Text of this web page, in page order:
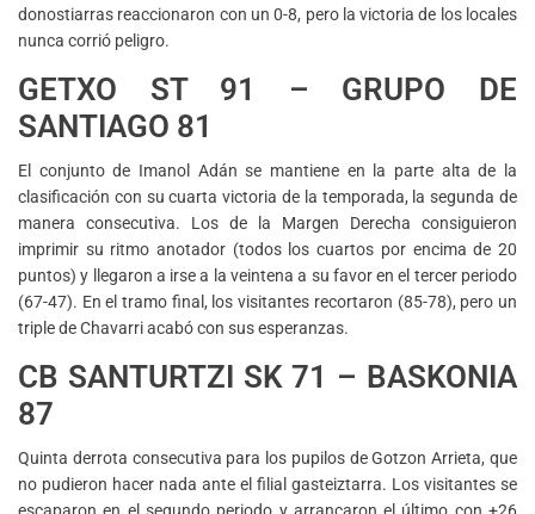
donostiarras reaccionaron con un 0-8, pero la victoria de los locales
nunca corrió peligro.
GETXO ST 91 – GRUPO DE
SANTIAGO 81
El conjunto de Imanol Adán se mantiene en la parte alta de la
clasificación con su cuarta victoria de la temporada, la segunda de
manera consecutiva. Los de la Margen Derecha consiguieron
imprimir su ritmo anotador (todos los cuartos por encima de 20
puntos) y llegaron a irse a la veintena a su favor en el tercer periodo
(67-47). En el tramo final, los visitantes recortaron (85-78), pero un
triple de Chavarri acabó con sus esperanzas.
CB SANTURTZI SK 71 – BASKONIA
87
Quinta derrota consecutiva para los pupilos de Gotzon Arrieta, que
no pudieron hacer nada ante el filial gasteiztarra. Los visitantes se